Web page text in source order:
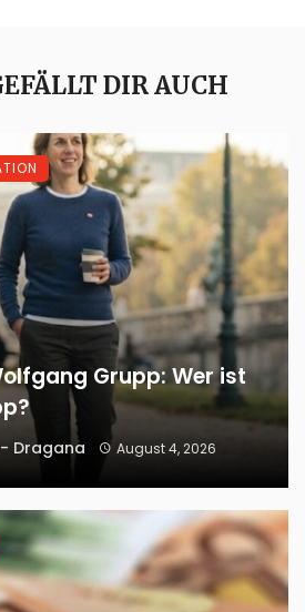
DIR AUCH
Grupp: Wer ist
Dragana August 4, 2026